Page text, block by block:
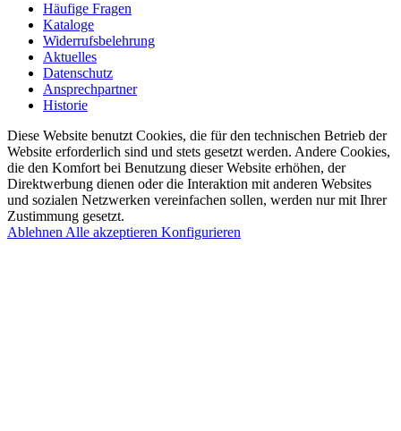
Häufige Fragen
Kataloge
Widerrufsbelehrung
Aktuelles
Datenschutz
Ansprechpartner
Historie
Diese Website benutzt Cookies, die für den technischen Betrieb der
Website erforderlich sind und stets gesetzt werden. Andere Cookies,
die den Komfort bei Benutzung dieser Website erhöhen, der
Direktwerbung dienen oder die Interaktion mit anderen Websites
und sozialen Netzwerken vereinfachen sollen, werden nur mit Ihrer
Zustimmung gesetzt.
AblehnenAlle akzeptieren Konfigurieren